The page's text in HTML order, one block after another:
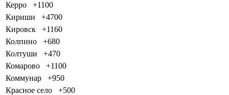
Керро
+1100
Кириши
+4700
Кировск
+1160
Колпино
+680
Колтуши
+470
Комарово
+1100
Коммунар
+950
Красное село
+500